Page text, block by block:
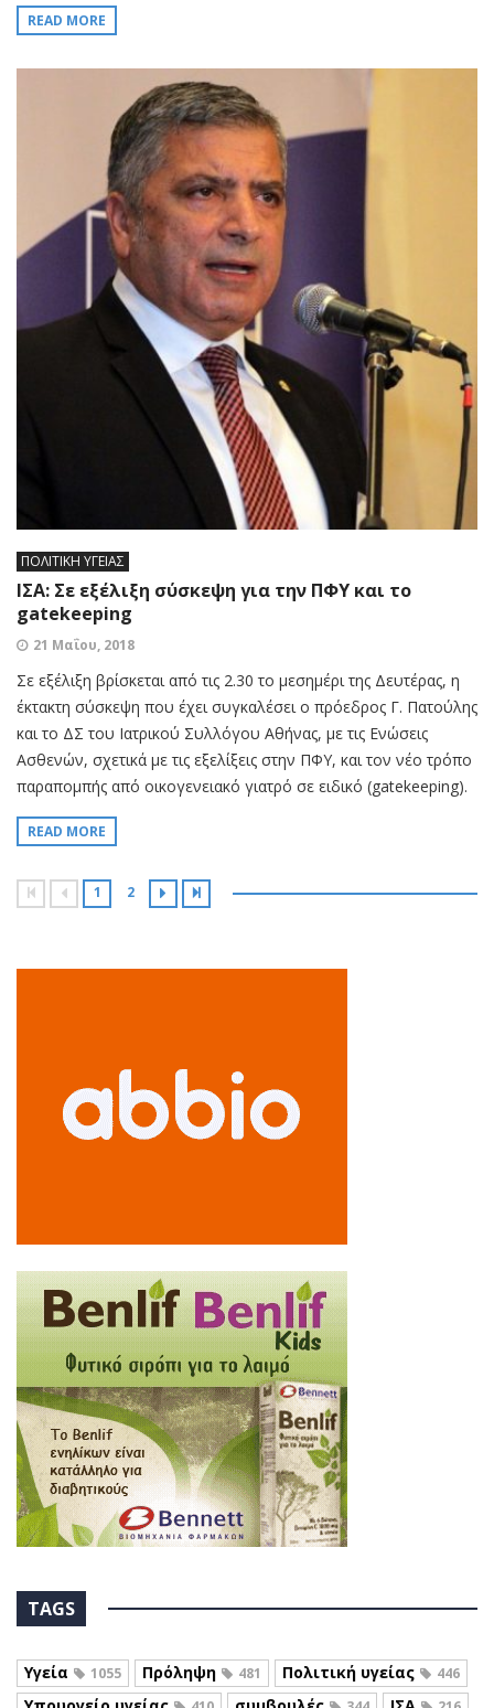
READ MORE
ΠΟΛΙΤΙΚΗ ΥΓΕΙΑΣ
ΙΣΑ: Σε εξέλιξη σύσκεψη για την ΠΦΥ και το
gatekeeping
21 Μαΐου, 2018
Σε εξέλιξη βρίσκεται από τις 2.30 το μεσημέρι της Δευτέρας, η
έκτακτη σύσκεψη που έχει συγκαλέσει ο πρόεδρος Γ. Πατούλης
και το ΔΣ του Ιατρικού Συλλόγου Αθήνας, με τις Ενώσεις
Ασθενών, σχετικά με τις εξελίξεις στην ΠΦΥ, και τον νέο τρόπο
παραπομπής από οικογενειακό γιατρό σε ειδικό (gatekeeping).
READ MORE
1 2
TAGS
Υγεία 1055 Πρόληψη 481 Πολιτική υγείας 446